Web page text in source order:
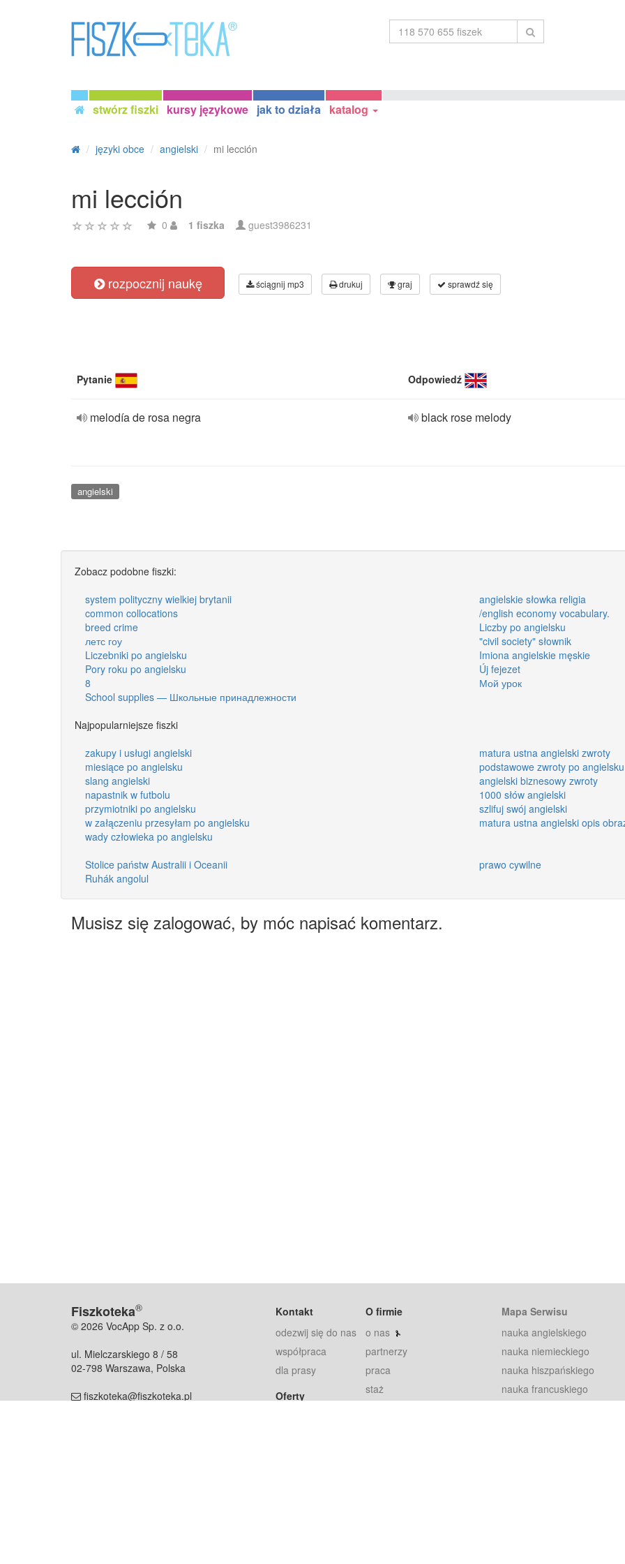
stwórz fiszki kursy językowe jak to działa katalog
języki obce angielski mi lección
mi lección
0 1 fiszka guest3986231
rozpocznij naukę ściągnij mp3 drukuj graj sprawdź się
Pytanie Odpowiedź
melodía de rosa negra black rose melody
angielski
Zobacz podobne fiszki:
system polityczny wielkiej brytanii
angielskie słowka religia
common collocations
/english economy vocabulary.
breed crime
Liczby po angielsku
летс гоу
"civil society" słownik
Liczebniki po angielsku
Imiona angielskie męskie
Pory roku po angielsku
Új fejezet
8
Мой урок
School supplies — Школьные принадлежности
Najpopularniejsze fiszki
zakupy i usługi angielski
matura ustna angielski zwroty
miesiące po angielsku
podstawowe zwroty po angielsku
slang angielski
angielski biznesowy zwroty
napastnik w futbolu
1000 słów angielski
przymiotniki po angielsku
szlifuj swój angielski
w załączeniu przesyłam po angielsku
matura ustna angielski opis
wady człowieka po angielsku
Stolice państw Australii i Oceanii
prawo cywilne
Ruhák angolul
Musisz się zalogować, by móc napisać komentarz.
Fiszkoteka®
© 2026 VocApp Sp. z o.o.
ul. Mielczarskiego 8 / 58
02-798 Warszawa, Polska
fiszkoteka@fiszkoteka.pl
Kontakt
odezwij się do nas
współpraca
dla prasy
Oferty
O firmie
o nas
partnerzy
praca
staż
Mapa Serwisu
nauka angielskiego
nauka niemieckiego
nauka hiszpańskiego
nauka francuskiego